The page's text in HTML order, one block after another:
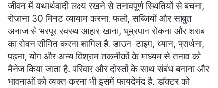
जीवन में यथार्थवादी लक्ष्य रखने से तनावपूर्ण स्थितियों से बचना,
रोजाना 30 मिनट व्यायाम करना, फलों, सब्जियों और साबुत
अनाज से भरपूर स्वस्थ आहार खाना, धूम्रपान रोकना और शराब
का सेवन सीमित करना शामिल है. डाउन-टाइम, ध्यान, प्रार्थना,
पढ़ना, योग और अन्य विश्राम तकनीकों के माध्यम से तनाव को
मैनेज किया जाता है. परिवार और दोस्तों के साथ संबंध बनाना और
भावनाओं को व्यक्त करना भी इसमें फायदेमंद है. डॉक्टर को